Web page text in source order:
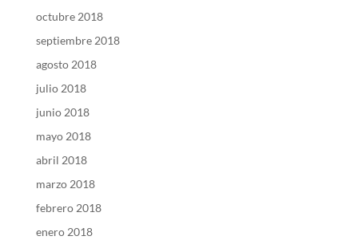
octubre 2018
septiembre 2018
agosto 2018
julio 2018
junio 2018
mayo 2018
abril 2018
marzo 2018
febrero 2018
enero 2018